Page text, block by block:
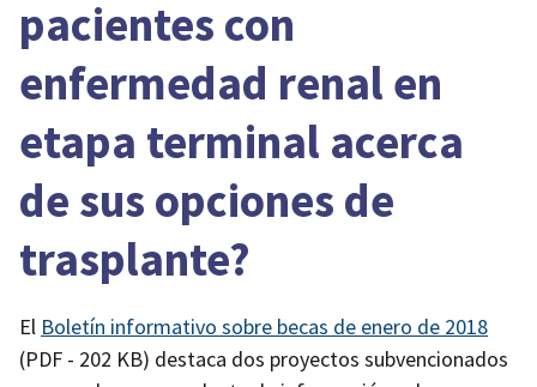
pacientes con
enfermedad renal en
etapa terminal acerca
de sus opciones de
trasplante?
El Boletín informativo sobre becas de enero de 2018
(PDF - 202 KB) destaca dos proyectos subvencionados